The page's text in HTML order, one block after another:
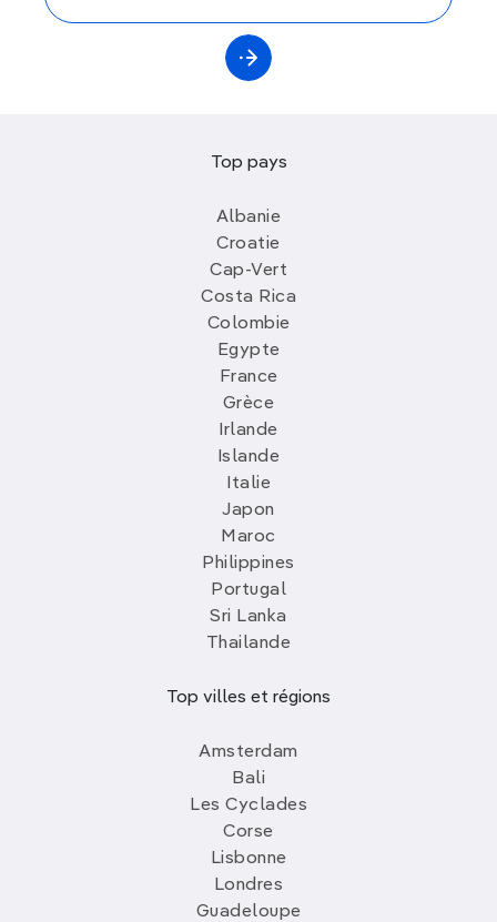
Top pays
Albanie
Croatie
Cap-Vert
Costa Rica
Colombie
Egypte
France
Grèce
Irlande
Islande
Italie
Japon
Maroc
Philippines
Portugal
Sri Lanka
Thailande
Top villes et régions
Amsterdam
Bali
Les Cyclades
Corse
Lisbonne
Londres
Guadeloupe